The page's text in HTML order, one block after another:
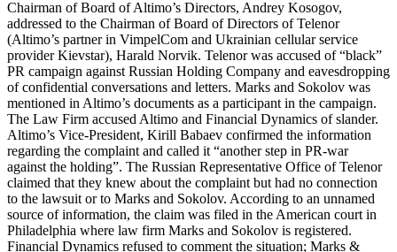
Chairman of Board of Altimo’s Directors, Andrey Kosogov,
addressed to the Chairman of Board of Directors of Telenor
(Altimo’s partner in VimpelCom and Ukrainian cellular service
provider Kievstar), Harald Norvik. Telenor was accused of “black”
PR campaign against Russian Holding Company and eavesdropping
of confidential conversations and letters. Marks and Sokolov was
mentioned in Altimo’s documents as a participant in the campaign.
The Law Firm accused Altimo and Financial Dynamics of slander.
Altimo’s Vice-President, Kirill Babaev confirmed the information
regarding the complaint and called it “another step in PR-war
against the holding”. The Russian Representative Office of Telenor
claimed that they knew about the complaint but had no connection
to the lawsuit or to Marks and Sokolov. According to an unnamed
source of information, the claim was filed in the American court in
Philadelphia where law firm Marks and Sokolov is registered.
Financial Dynamics refused to comment the situation; Marks &